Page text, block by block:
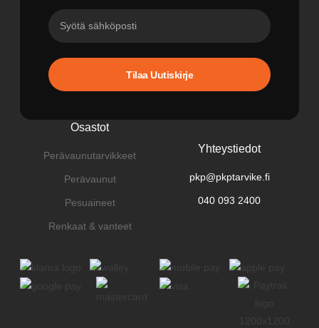
Tilaa Uutiskirje
Osastot
Perävaunutarvikkeet
Perävaunut
Pesuaineet
Renkaat & vanteet
Yhteystiedot
pkp@pkptarvike.fi
040 093 2400